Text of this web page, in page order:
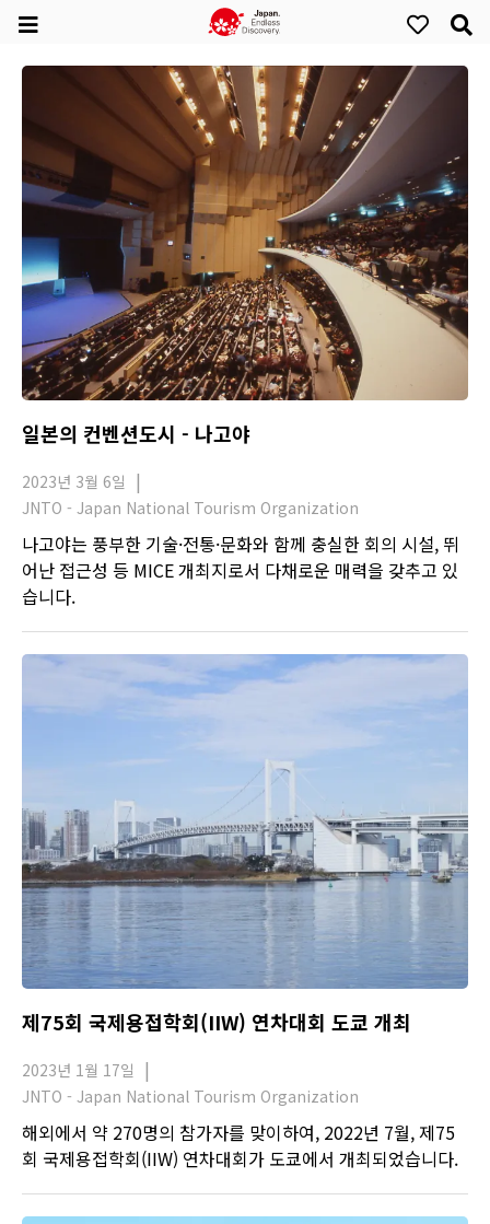
일본의 컨벤션도시 - 나고야
2023년 3월 6일
JNTO - Japan National Tourism Organization
나고야는 풍부한 기술·전통·문화와 함께 충실한 회의 시설, 뛰
어난 접근성 등 MICE 개최지로서 다채로운 매력을 갖추고 있
습니다.
제75회 국제용접학회(IIW) 연차대회 도쿄 개최
2023년 1월 17일
JNTO - Japan National Tourism Organization
해외에서 약 270명의 참가자를 맞이하여, 2022년 7월, 제75
회 국제용접학회(IIW) 연차대회가 도쿄에서 개최되었습니다.